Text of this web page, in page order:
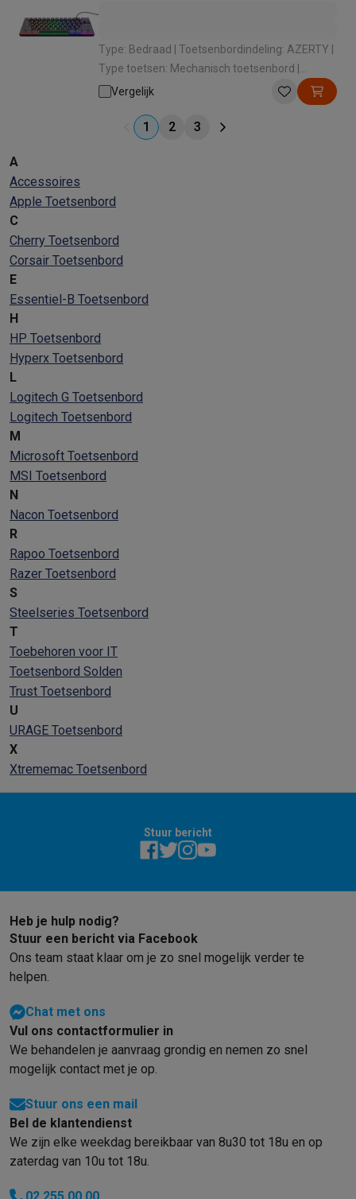
Type: Bedraad | Toetsenbordindeling: AZERTY |
Type toetsen: Mechanisch toetsenbord |
Numeriek: Zonder numeriek toetsenbord |
Vergelijk
1 2 3
A
Accessoires
Apple Toetsenbord
C
Cherry Toetsenbord
Corsair Toetsenbord
E
Essentiel-B Toetsenbord
H
HP Toetsenbord
Hyperx Toetsenbord
L
Logitech G Toetsenbord
Logitech Toetsenbord
M
Microsoft Toetsenbord
MSI Toetsenbord
N
Nacon Toetsenbord
R
Rapoo Toetsenbord
Razer Toetsenbord
S
Steelseries Toetsenbord
T
Toebehoren voor IT
Toetsenbord Solden
Trust Toetsenbord
U
URAGE Toetsenbord
X
Xtrememac Toetsenbord
Stuur bericht
Heb je hulp nodig?
Stuur een bericht via Facebook
Ons team staat klaar om je zo snel mogelijk verder te
helpen.
Chat met ons
Vul ons contactformulier in
We behandelen je aanvraag grondig en nemen zo snel
mogelijk contact met je op.
Stuur ons een mail
Bel de klantendienst
We zijn elke weekdag bereikbaar van 8u30 tot 18u en op
zaterdag van 10u tot 18u.